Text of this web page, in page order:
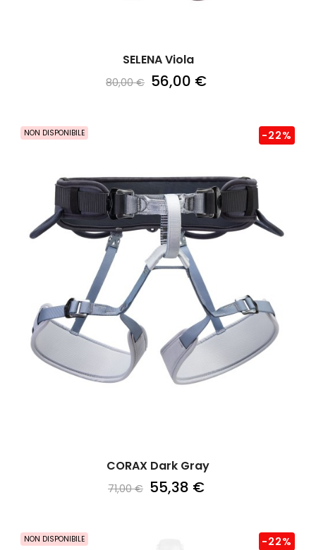
SELENA Viola
80,00 € 56,00 €
NON DISPONIBILE
CORAX Dark Gray
71,00 €
-22%
55,38 €
NON DISPONIBILE -22%